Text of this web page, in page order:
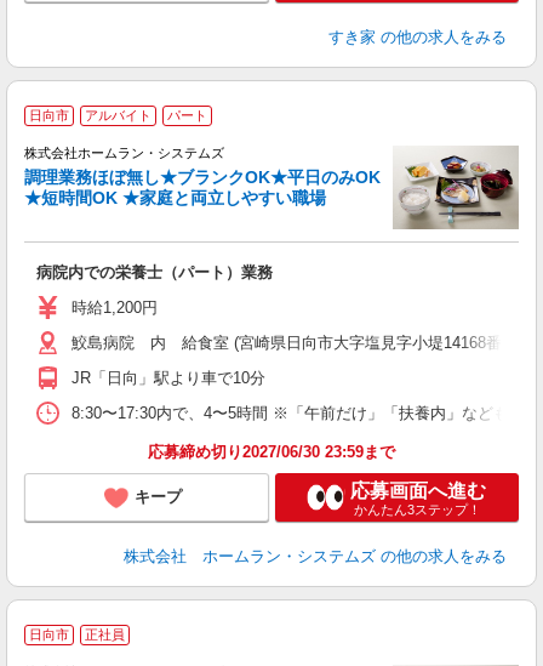
すき家 の他の求人をみる
日向市 アルバイト パート
株式会社ホームラン・システムズ
調理業務ほぼ無し★ブランクOK★平日のみOK
★短時間OK ★家庭と両立しやすい職場
病院内での栄養士（パート）業務
時給1,200円
鮫島病院 内 給食室 (宮崎県日向市大字塩見字小堤14168番地)
JR「日向」駅より車で10分
8:30〜17:30内で、4〜5時間 ※「午前だけ」「扶養内」なども
応募締め切り2027/06/30 23:59まで
キープ 応募画面へ進む
かんたん3ステップ！
株式会社 ホームラン・システムズ の他の求人をみる
日向市 正社員